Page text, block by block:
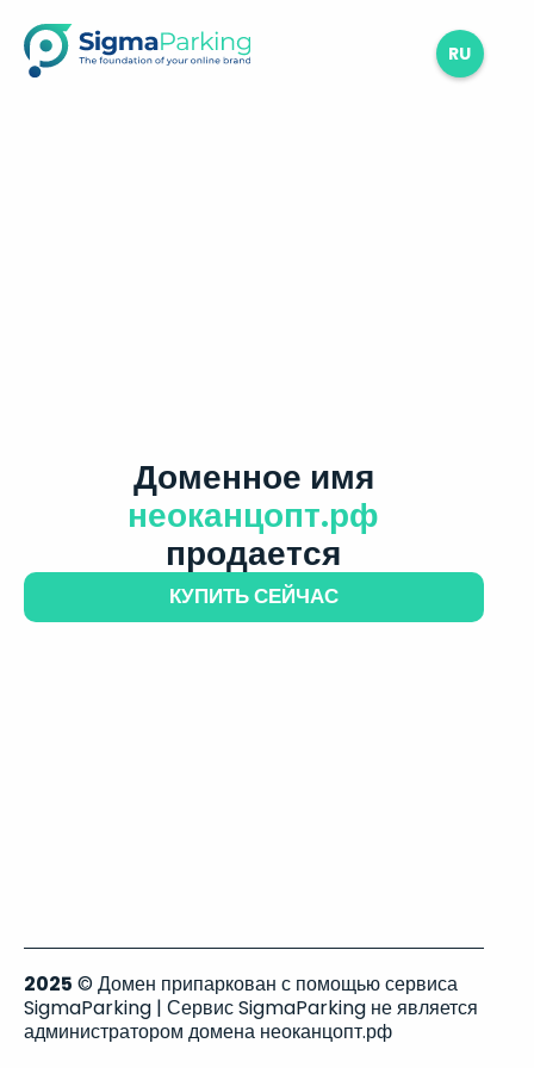
RU
Доменное имя
неоканцопт.рф
продается
КУПИТЬ СЕЙЧАС
2025 © Домен припаркован с помощью сервиса
SigmaParking | Сервис SigmaParking не является
администратором домена неоканцопт.рф